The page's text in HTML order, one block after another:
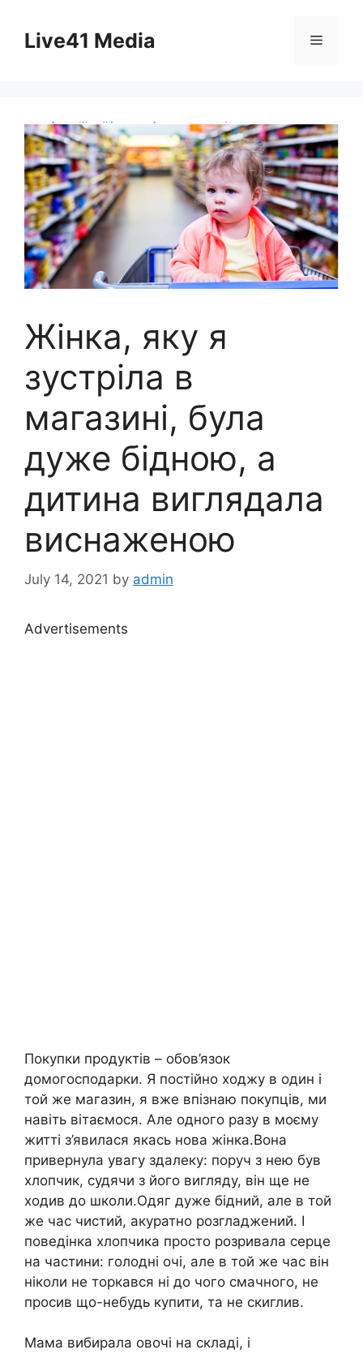
contentLive41 Media Menu
Жінка, яку я
зустріла в
магазині, була
дуже бідною, а
дитина виглядала
виснаженою
July 14, 2021 by admin
Advertisements
Покупки продуктів – обов’язок
домогосподарки. Я постійно ходжу в один і
той же магазин, я вже впізнаю покупців, ми
навіть вітаємося. Але одного разу в моєму
житті з’явилася якась нова жінка.Вона
привернула увагу здалеку: поруч з нею був
хлопчик, судячи з його вигляду, він ще не
ходив до школи.Одяг дуже бідний, але в той
же час чистий, акуратно розгладжений. І
поведінка хлопчика просто розривала серце
на частини: голодні очі, але в той же час він
ніколи не торкався ні до чого смачного, не
просив що-небудь купити, та не скиглив.
Мама вибирала овочі на складі, і